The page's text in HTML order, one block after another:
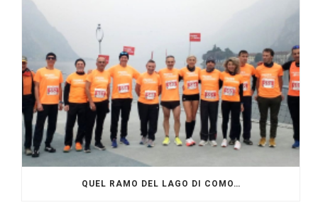
QUEL RAMO DEL LAGO DI COMO…